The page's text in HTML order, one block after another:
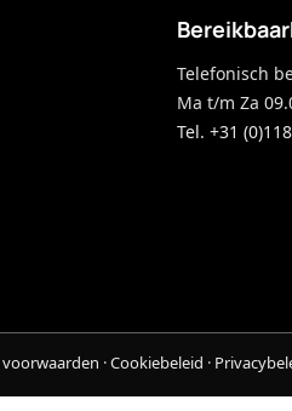
Telefonisch
Ma t/m Za
Tel. +31
·Cookiebeleid ·